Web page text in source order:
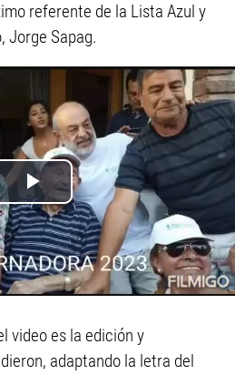
referente de la Lista Azul y
Jorge Sapag.
video es la edición y
adaptando la letra del